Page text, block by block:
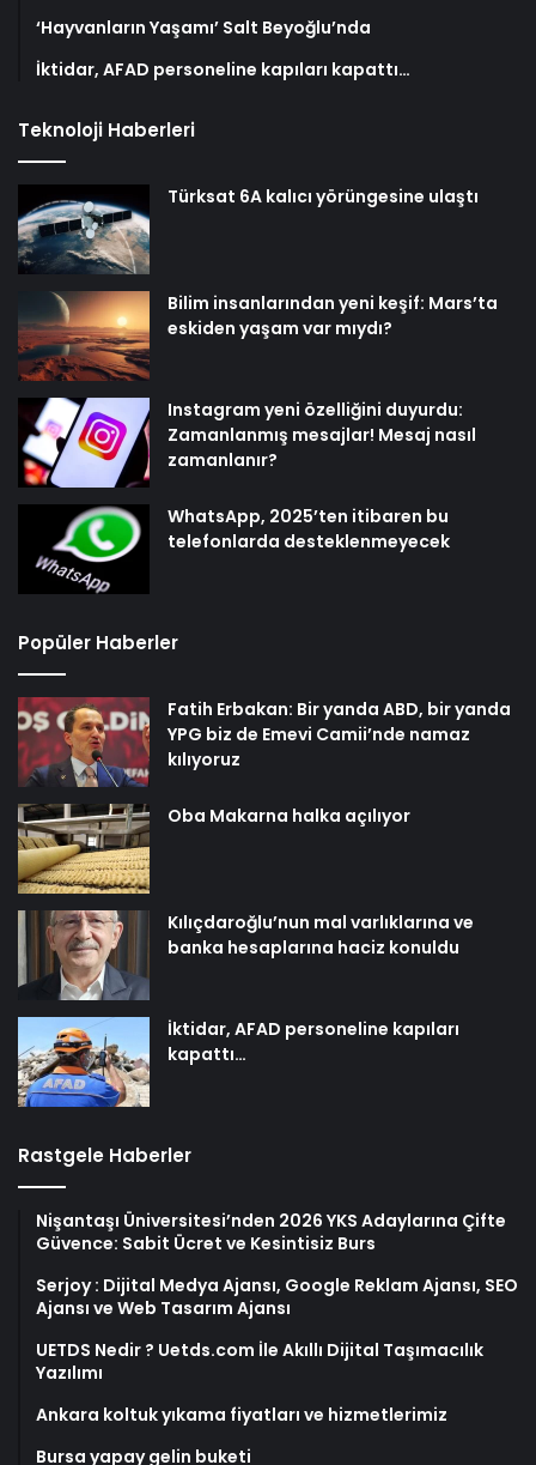
‘Hayvanların Yaşamı’ Salt Beyoğlu’nda
İktidar, AFAD personeline kapıları kapattı…
Teknoloji Haberleri
Türksat 6A kalıcı yörüngesine ulaştı
Bilim insanlarından yeni keşif: Mars’ta
eskiden yaşam var mıydı?
Instagram yeni özelliğini duyurdu:
Zamanlanmış mesajlar! Mesaj nasıl
zamanlanır?
WhatsApp, 2025’ten itibaren bu
telefonlarda desteklenmeyecek
Popüler Haberler
Fatih Erbakan: Bir yanda ABD, bir yanda
YPG biz de Emevi Camii’nde namaz
kılıyoruz
Oba Makarna halka açılıyor
Kılıçdaroğlu’nun mal varlıklarına ve
banka hesaplarına haciz konuldu
İktidar, AFAD personeline kapıları
kapattı…
Rastgele Haberler
Nişantaşı Üniversitesi’nden 2026 YKS Adaylarına Çifte
Güvence: Sabit Ücret ve Kesintisiz Burs
Serjoy : Dijital Medya Ajansı, Google Reklam Ajansı, SEO
Ajansı ve Web Tasarım Ajansı
UETDS Nedir ? Uetds.com İle Akıllı Dijital Taşımacılık
Yazılımı
Ankara koltuk yıkama fiyatları ve hizmetlerimiz
Bursa yapay gelin buketi